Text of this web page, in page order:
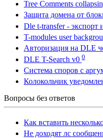
Tree Comments
Защита домена от
Dle t-transfer -
T-modules user
Авторизация на DLE
DLE T-Search v0 0
Система споров с
Колокольчик
Вопросы без ответов
Как вставить
Не доходят лс